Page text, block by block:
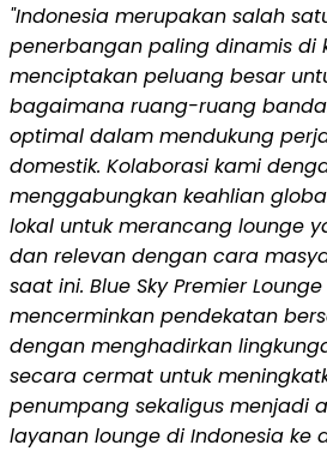
"Indonesia merupakan salah
penerbangan paling dinamis di
menciptakan peluang besar
bagaimana ruang-ruang
optimal dalam mendukung
domestik. Kolaborasi kami
menggabungkan keahlian
lokal untuk merancang lounge
dan relevan dengan cara
saat ini. Blue Sky Premier
mencerminkan pendekatan
dengan menghadirkan
secara cermat untuk
penumpang sekaligus menjadi
layanan lounge di Indonesia ke